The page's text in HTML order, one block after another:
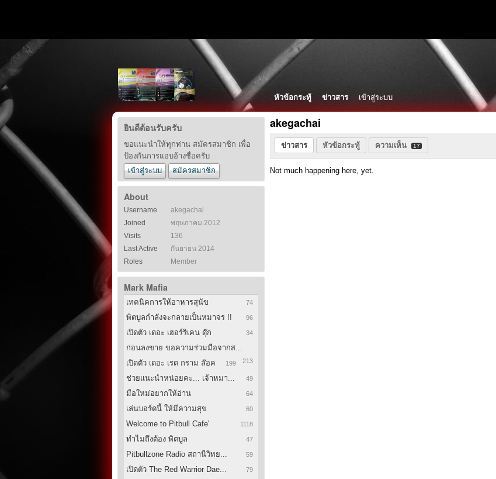
หัวข้อกระทู้ ข่าวสาร เข้าสู่ระบบ
ยินดีต้อนรับครับ
ขอแนะนำให้ทุกท่าน สมัครสมาชิก เพื่อ
ป้องกันการแอบอ้างชื่อครับ
เข้าสู่ระบบ
สมัครสมาชิก
About
Username
akegachai
Joined
พฤษภาคม 2012
Visits
136
Last Active
กันยายน 2014
Roles
Member
Mark Mafia
เทคนิคการให้อาหารสุนัข 74
พิตบูลกำลังจะกลายเป็นหมาจร !! 96
เปิดตัว เดอะ เฮอร์ริเคน ดุ๊ก 34
ก่อนลงขาย ขอความร่วมมือจากส...
213
เปิดตัว เดอะ เรด กราม ล๊อค 199
ช่วยแนะนำหน่อยคะ... เจ้าหมา... 49
มือใหม่อยากให้อ่าน 64
เล่นบอร์ดนี้ ให้มีความสุข 60
Welcome to Pitbull Cafe' 1118
ทำไมถึงต้อง พิตบูล 47
Pitbullzone Radio สถานีวิทย... 59
เปิดตัว The Red Warrior Dae... 79
akegachai
ข่าวสาร หัวข้อกระทู้ ความเห็น 17
Not much happening here, yet.